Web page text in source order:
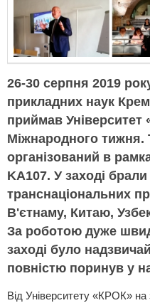
26-30 серпня 2019
прикладних наук
приймав Університет
Міжнародного тижня.
організований в
KA107. У заході
транснаціональних
В'єтнаму, Китаю,
За роботою дуже
заході було
повністю поринув у
Від Університету «КРОК» на